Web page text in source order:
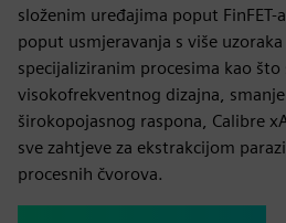
složenim uređajima poput FinFET-
poput usmjeravanja s više
specijaliziranim procesima kao što
visokofrekventnog dizajna,
širokopojasnog raspona, Calibre
sve zahtjeve za ekstrakcijom
procesnih čvorova.